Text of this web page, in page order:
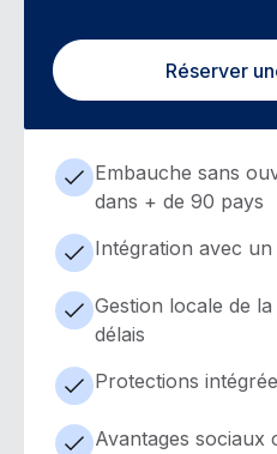
Réserver
Embauche sans
dans + de 90 pays
Intégration avec un
Gestion locale de
délais
Protections
Avantages sociaux